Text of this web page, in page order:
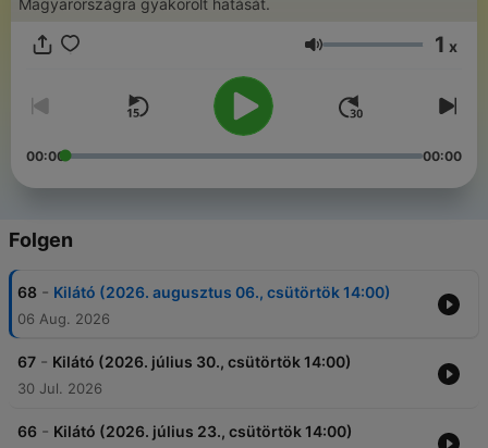
Magyarországra gyakorolt hatását.
Lautstärke 1 x
00:00 00:00
Folgen
68 - Kilátó (2026. augusztus 06., csütörtök 14:00)
06 Aug. 2026
67 - Kilátó (2026. július 30., csütörtök 14:00)
30 Jul. 2026
66 - Kilátó (2026. július 23., csütörtök 14:00)